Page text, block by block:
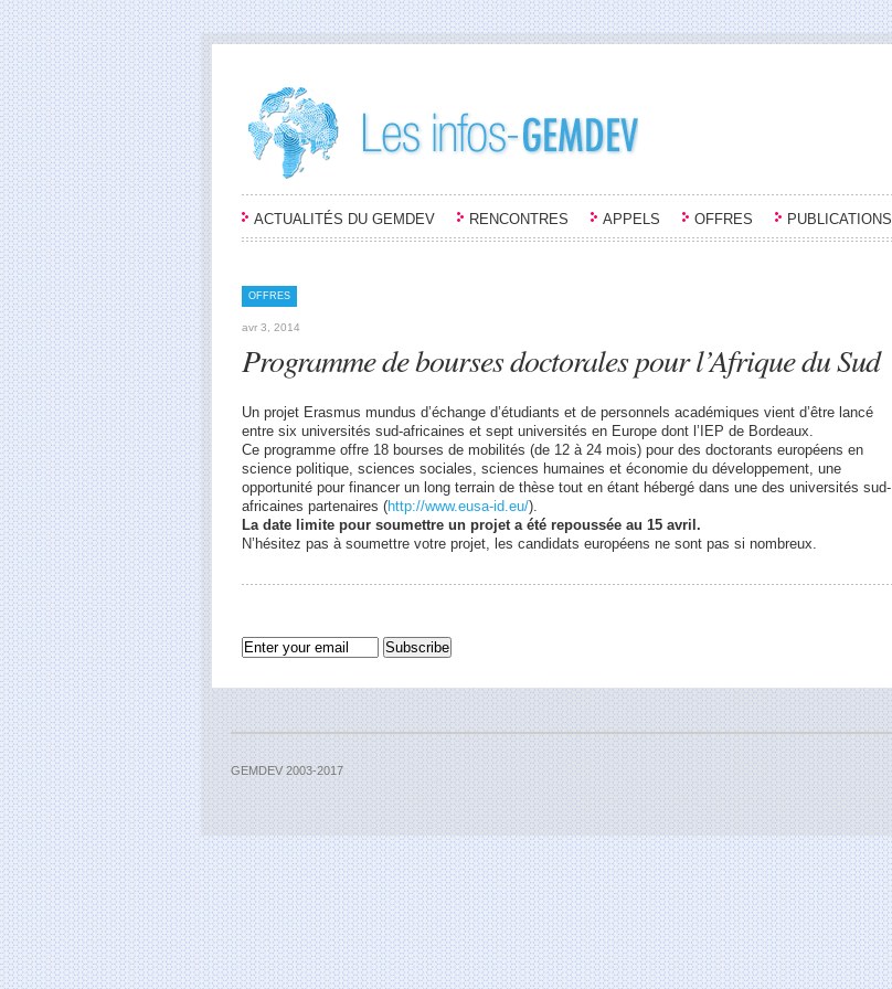
ACTUALITÉS DU GEMDEV RENCONTRES APPELS OFFRES PUBLICATIONS
OFFRES
avr 3, 2014
Programme de bourses doctorales pour l’Afrique du Sud
Un projet Erasmus mundus d’échange d’étudiants et de personnels académiques vient d’être lancé
entre six universités sud-africaines et sept universités en Europe dont l’IEP de Bordeaux.
Ce programme offre 18 bourses de mobilités (de 12 à 24 mois) pour des doctorants européens en
science politique, sciences sociales, sciences humaines et économie du développement, une
opportunité pour financer un long terrain de thèse tout en étant hébergé dans une des universités sud-
africaines partenaires (http://www.eusa-id.eu/).
La date limite pour soumettre un projet a été repoussée au 15 avril.
N’hésitez pas à soumettre votre projet, les candidats européens ne sont pas si nombreux.
GEMDEV 2003-2017